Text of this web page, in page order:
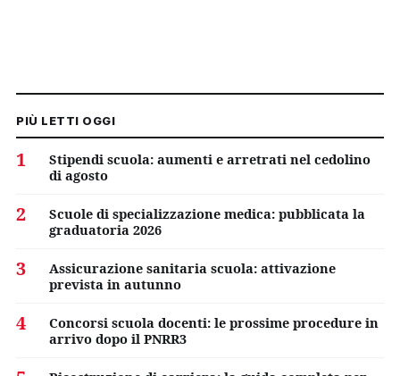
PIÙ LETTI OGGI
1
Stipendi scuola: aumenti e arretrati nel cedolino
di agosto
2
Scuole di specializzazione medica: pubblicata la
graduatoria 2026
3
Assicurazione sanitaria scuola: attivazione
prevista in autunno
4
Concorsi scuola docenti: le prossime procedure in
arrivo dopo il PNRR3